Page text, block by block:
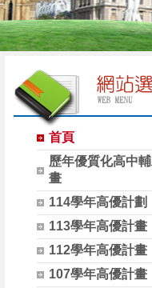
首頁
歷年優質化高中
畫
114學年高優計劃
113學年高優計畫
112學年高優計畫
107學年高優計畫